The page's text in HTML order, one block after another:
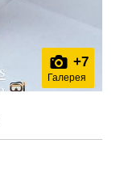
+7
Галерея